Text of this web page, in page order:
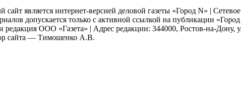
является интернет-версией деловой газеты «Город N» |
допускается только с активной ссылкой на публикации
и редакция ООО «Газета» | Адрес редакции: 344000, Ростов-на-
сайта — Тимошенко А.В.